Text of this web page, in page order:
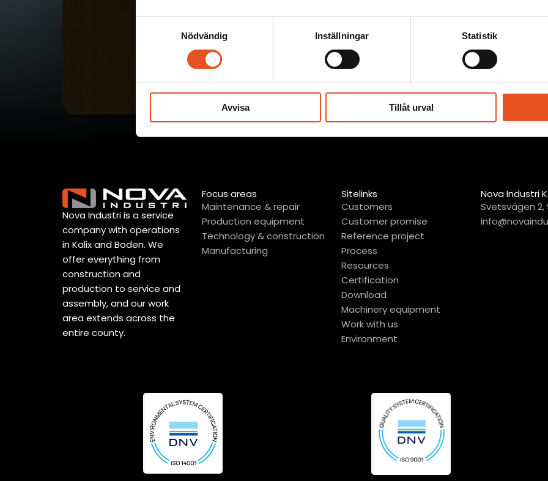
Nödvändig
Inställningar Statistik
Avvisa Tillåt urval
Nova Industri is a service
company with operations
in Kalix and Boden. We
offer everything from
construction and
production to service and
assembly, and our work
area extends across the
entire county.
Focus areas
Maintenance & repair
Production equipment
Technology & construction
Manufacturing
Sitelinks
Customers
Customer promise
Reference project
Process
Resources
Certification
Download
Machinery equipment
Work with us
Environment
Nova Industri
Svetsvägen 2,